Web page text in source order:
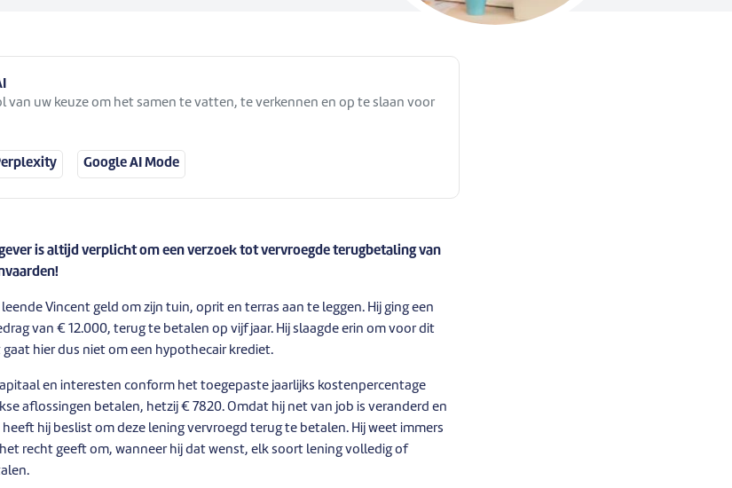
van uw keuze om het samen te vatten, te verkennen en op te slaan voor
Google AI Mode
is altijd verplicht om een verzoek tot vervroegde terugbetaling van
Vincent geld om zijn tuin, oprit en terras aan te leggen. Hij ging een
van € 12.000, terug te betalen op vijf jaar. Hij slaagde erin om voor dit
hier dus niet om een hypothecair krediet.
en interesten conform het toegepaste jaarlijks kostenpercentage
aflossingen betalen, hetzij € 7820. Omdat hij net van job is veranderd en
hij beslist om deze lening vervroegd terug te betalen. Hij weet immers
recht geeft om, wanneer hij dat wenst, elk soort lening volledig of